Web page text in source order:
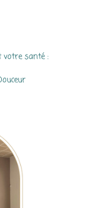
votre santé :